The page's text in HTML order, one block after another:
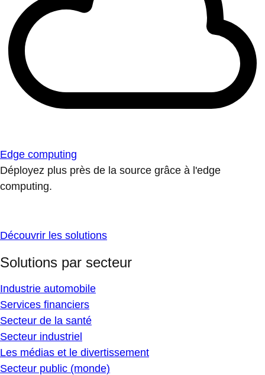
Edge computing
Déployez plus près de la source grâce à l'edge
computing.
Découvrir les solutions
Solutions par secteur
Industrie automobile
Services financiers
Secteur de la santé
Secteur industriel
Les médias et le divertissement
Secteur public (monde)